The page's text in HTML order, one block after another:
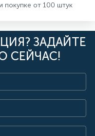
покупке от 100 штук
ЗАДАЙТЕ
СЕЙЧАС!